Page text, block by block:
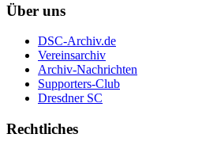
Über uns
DSC-Archiv.de
Vereinsarchiv
Archiv-Nachrichten
Supporters-Club
Dresdner SC
Rechtliches